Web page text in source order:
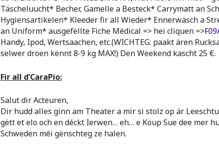
Täscheluucht* Becher, Gamelle a Besteck* Carrymatt an
Hygiensartikelen* Kleeder fir all Wieder* Ennerwäsch a
an Uniform* ausgefëllte Fiche Médical => hei cliquen =>
Handy, Ipod, Wertsaachen, etc.(WICHTEG: paakt ären
selwer droen kënnt 8-9 kg MAX!) Den Weekend kascht 25 €.
Fir all d’CaraPio:
Salut dir Acteuren,
Dir hudd alles ginn am Theater a mir si stolz op är
gëtt et elo och en déckt Ierwen… eh… e Koup Sue dee mer
Schweden méi gënschteg ze halen.